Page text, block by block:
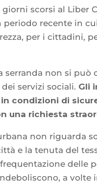
scorsi al Liber
recente in
per i cittadini,
serranda non si può
servizi sociali. Gli
condizioni di
una richiesta
non riguarda
e la tenuta del
delle
a volte